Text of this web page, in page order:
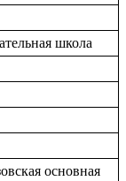
школа
основная